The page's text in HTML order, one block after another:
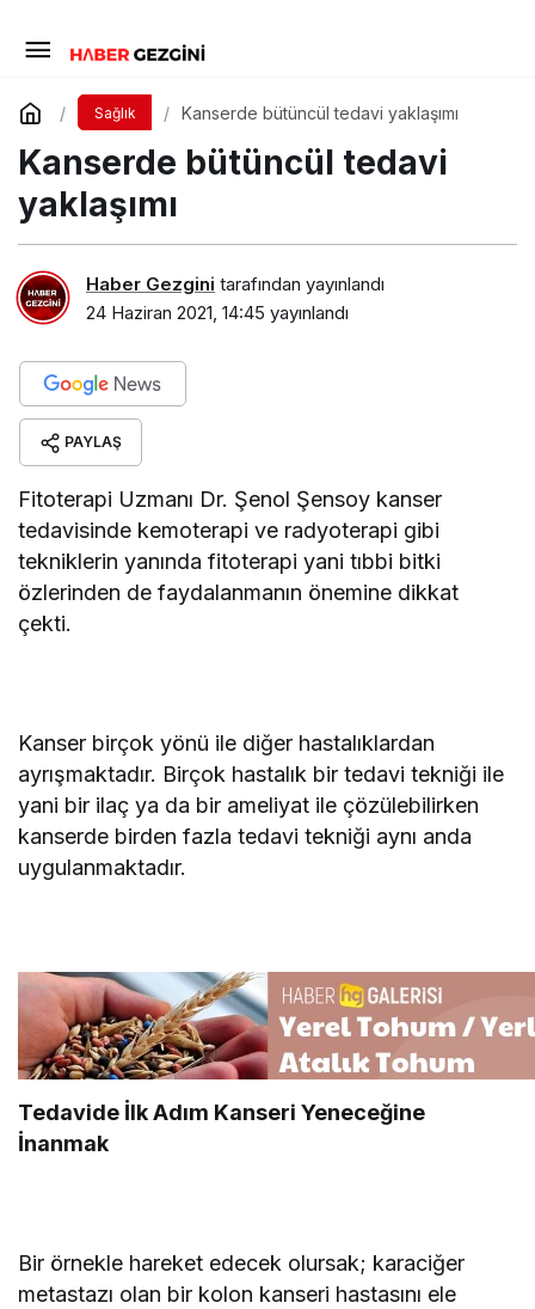
Sağlık Kanserde bütüncül tedavi yaklaşımı
Kanserde bütüncül tedavi
yaklaşımı
Haber Gezgini tarafından yayınlandı
24 Haziran 2021, 14:45 yayınlandı
PAYLAŞ
Fitoterapi Uzmanı Dr. Şenol Şensoy kanser
tedavisinde kemoterapi ve radyoterapi gibi
tekniklerin yanında fitoterapi yani tıbbi bitki
özlerinden de faydalanmanın önemine dikkat
çekti.
Kanser birçok yönü ile diğer hastalıklardan
ayrışmaktadır. Birçok hastalık bir tedavi tekniği ile
yani bir ilaç ya da bir ameliyat ile çözülebilirken
kanserde birden fazla tedavi tekniği aynı anda
uygulanmaktadır.
Tedavide İlk Adım Kanseri Yeneceğine
İnanmak
Bir örnekle hareket edecek olursak; karaciğer
metastazı olan bir kolon kanseri hastasını ele